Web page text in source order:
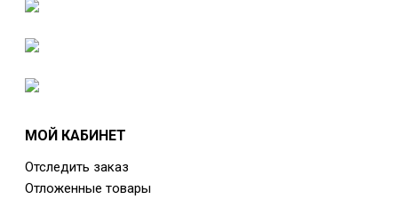
МОЙ КАБИНЕТ
Отследить заказ
Отложенные товары